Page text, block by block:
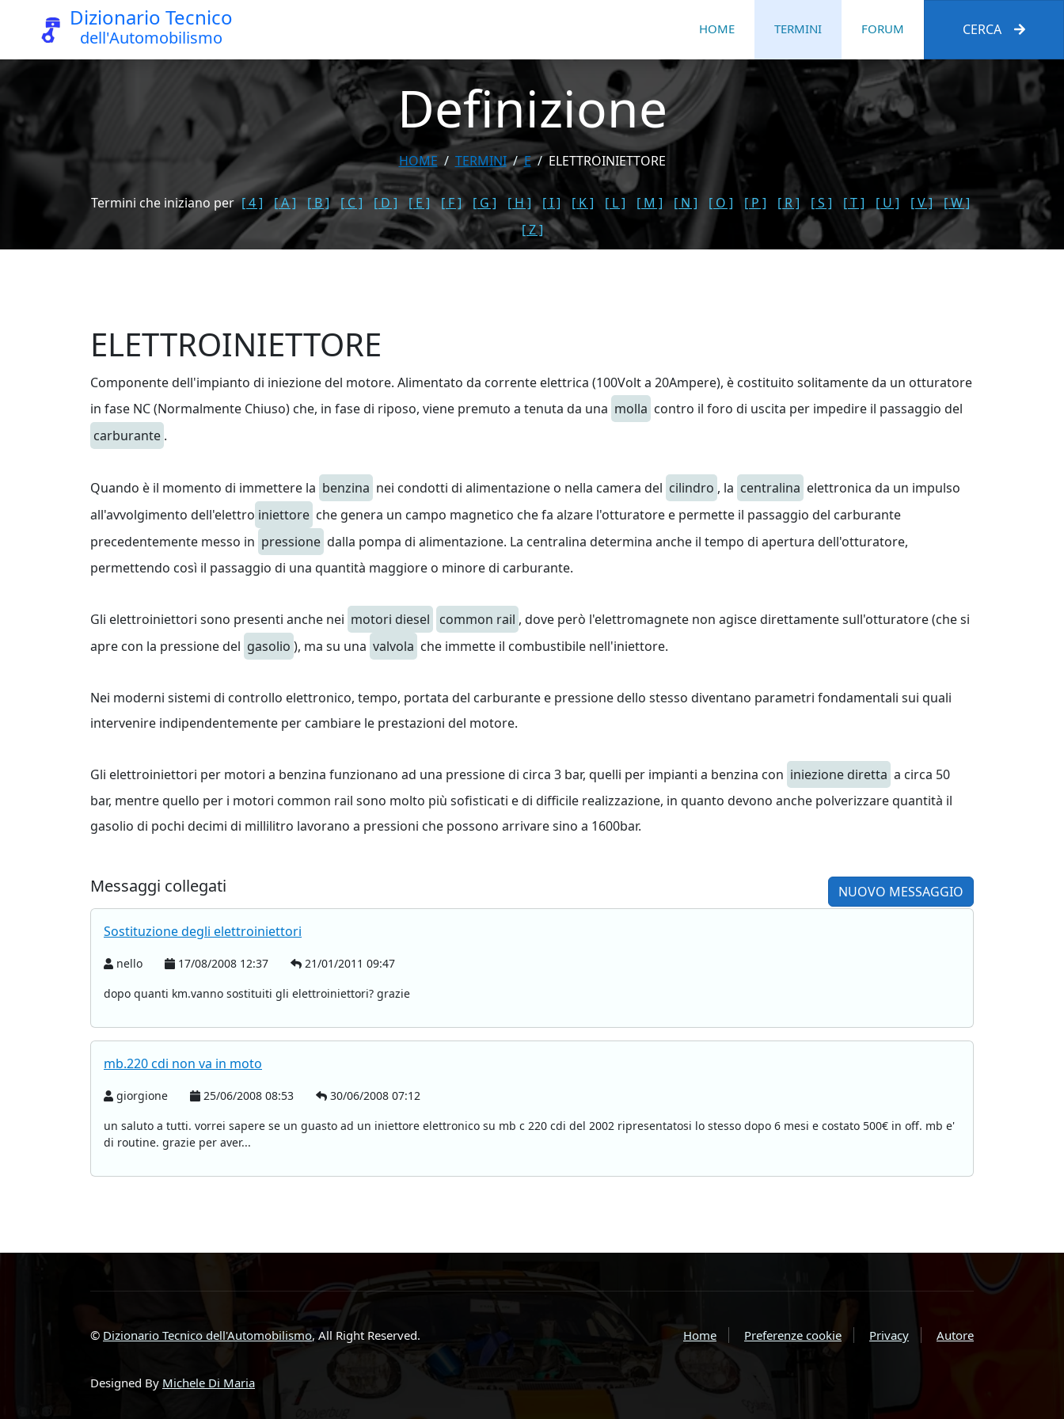
Dizionario Tecnico
dell'Automobilismo HOME TERMINI FORUM CERCA
Definizione
HOME TERMINI E ELETTROINIETTORE
Termini che iniziano per [ 4 ] [ A ] [ B ] [ C ] [ D ] [ E ] [ F ] [ G ] [ H ] [ I ] [ K ] [ L ] [ M ] [ N ] [ O ] [ P ] [ R ] [ S ] [ T ] [ U ] [ V ]
[ W ]
[ Z ]
ELETTROINIETTORE
Componente dell'impianto di iniezione del motore. Alimentato da corrente elettrica (100Volt a 20Ampere), è costituito solitamente da un otturatore
in fase NC (Normalmente Chiuso) che, in fase di riposo, viene premuto a tenuta da una molla contro il foro di uscita per impedire il passaggio del
carburante .
Quando è il momento di immettere la benzina nei condotti di alimentazione o nella camera del cilindro , la centralina elettronica da un impulso
all'avvolgimento dell'elettro iniettore che genera un campo magnetico che fa alzare l'otturatore e permette il passaggio del carburante
precedentemente messo in pressione dalla pompa di alimentazione. La centralina determina anche il tempo di apertura dell'otturatore,
permettendo così il passaggio di una quantità maggiore o minore di carburante.
Gli elettroiniettori sono presenti anche nei motori diesel common rail , dove però l'elettromagnete non agisce direttamente sull'otturatore (che si
apre con la pressione del gasolio ), ma su una valvola che immette il combustibile nell'iniettore.
Nei moderni sistemi di controllo elettronico, tempo, portata del carburante e pressione dello stesso diventano parametri fondamentali sui quali
intervenire indipendentemente per cambiare le prestazioni del motore.
Gli elettroiniettori per motori a benzina funzionano ad una pressione di circa 3 bar, quelli per impianti a benzina con iniezione diretta a circa 50
bar, mentre quello per i motori common rail sono molto più sofisticati e di difficile realizzazione, in quanto devono anche polverizzare quantità il
gasolio di pochi decimi di millilitro lavorano a pressioni che possono arrivare sino a 1600bar.
Messaggi collegati NUOVO MESSAGGIO
Sostituzione degli elettroiniettori
nello 17/08/2008 12:37
21/01/2011 09:47
dopo quanti km.vanno sostituiti gli elettroiniettori? grazie
mb.220 cdi non va in moto
giorgione 25/06/2008 08:53
30/06/2008 07:12
un saluto a tutti. vorrei sapere se un guasto ad un iniettore elettronico su mb c 220 cdi del 2002 ripresentatosi lo stesso dopo 6 mesi e costato 500€ in off. mb e'
di routine. grazie per aver...
© Dizionario Tecnico dell'Automobilismo, All Right Reserved.
Designed By Michele Di Maria
Home Preferenze cookie Privacy Autore